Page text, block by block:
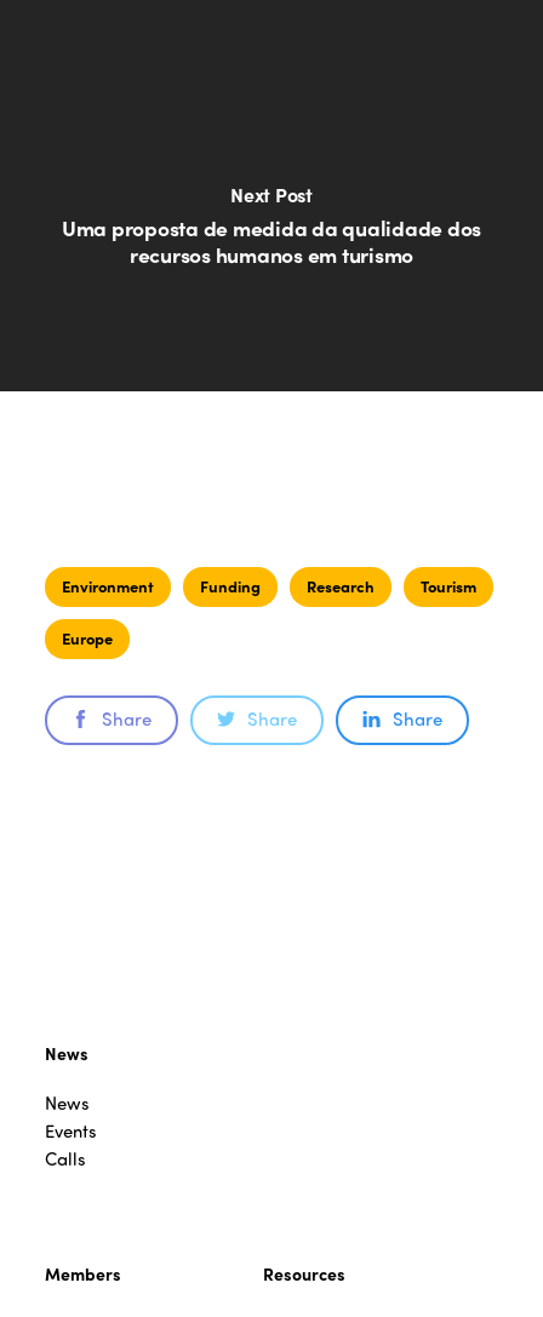
Next Post
Uma proposta de medida da qualidade dos
recursos humanos em turismo
Environment Funding Research Tourism
Europe
Share Share Share
News
News
Events
Calls
Members Resources